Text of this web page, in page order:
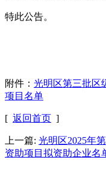
特此公告。
附件： 光明区第三批区
项目名单
[ 返回首页 ]
上一篇: 光明区2025年
资助项目拟资助企业名